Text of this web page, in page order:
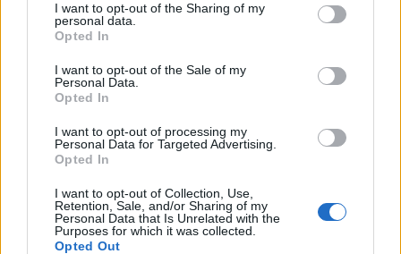
I want to opt-out of the Sharing of my
personal data.
Opted In
I want to opt-out of the Sale of my
Personal Data.
Opted In
I want to opt-out of processing my
Personal Data for Targeted Advertising.
Opted In
I want to opt-out of Collection, Use,
Retention, Sale, and/or Sharing of my
Personal Data that Is Unrelated with the
Purposes for which it was collected.
Opted Out